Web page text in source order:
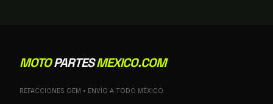
MOTOPARTESMEXICO.COM
REFACCIONES OEM • ENVÍO A TODO MÉXICO